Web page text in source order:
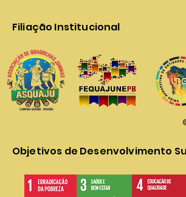
Filiação Institucional
Objetivos de Desenvolvimento